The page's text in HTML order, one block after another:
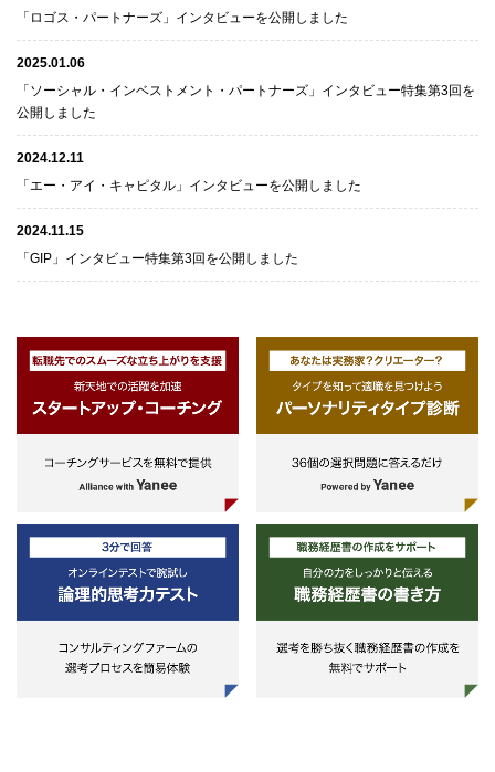
「ロゴス・パートナーズ」インタビューを公開しました
2025.01.06
「ソーシャル・インベストメント・パートナーズ」インタビュー特集第3回を
公開しました
2024.12.11
「エー・アイ・キャピタル」インタビューを公開しました
2024.11.15
「GIP」インタビュー特集第3回を公開しました